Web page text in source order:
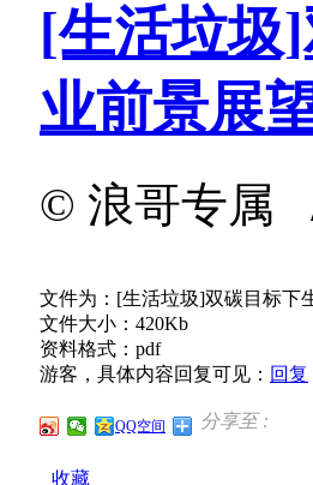
[生活垃圾
业前景展
© 浪哥专属
文件为：[生活垃圾]双碳目标下
文件大小：420Kb
资料格式：pdf
游客，具体内容回复可见： 回复
分享至 :
QQ空间
收藏